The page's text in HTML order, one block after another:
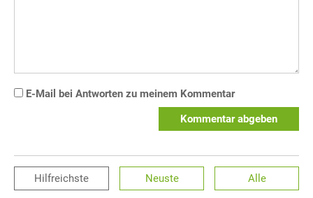
E-Mail bei Antworten zu meinem Kommentar
Kommentar abgeben
Hilfreichste Neuste Alle